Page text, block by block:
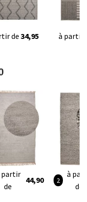
de 34,95 à partir
partir
de
44,90
à
de